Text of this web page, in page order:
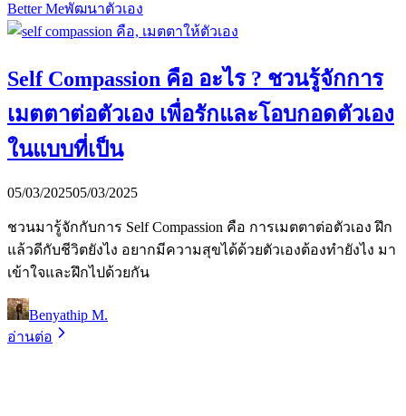
Better Meพัฒนาตัวเอง
Self Compassion คือ อะไร ? ชวนรู้จักการ
เมตตาต่อตัวเอง เพื่อรักและโอบกอดตัวเอง
ในแบบที่เป็น
05/03/202505/03/2025
ชวนมารู้จักกับการ Self Compassion คือ การเมตตาต่อตัวเอง ฝึก
แล้วดีกับชีวิตยังไง อยากมีความสุขได้ด้วยตัวเองต้องทำยังไง มา
เข้าใจและฝึกไปด้วยกัน
Benyathip M.
อ่านต่อ